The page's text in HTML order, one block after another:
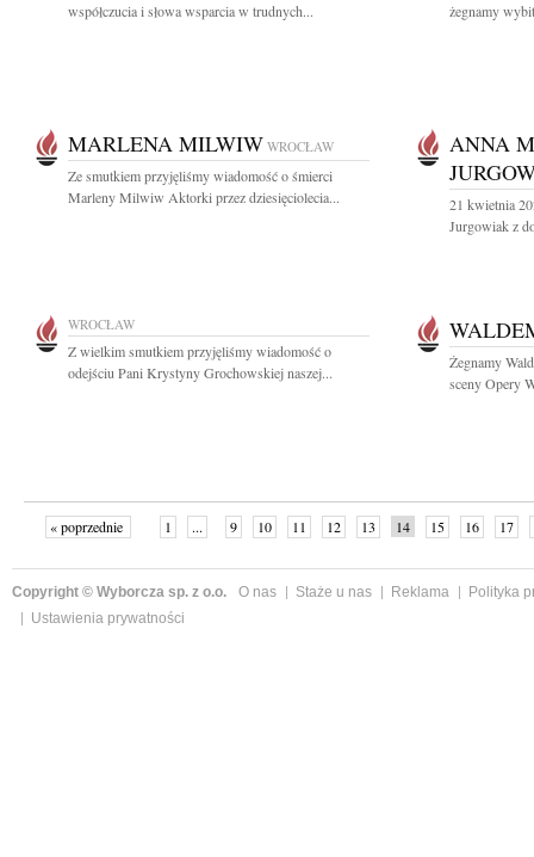
współczucia i słowa wsparcia w trudnych...
żegnamy
MARLENA MILWIW WROCŁAW
Ze smutkiem przyjęliśmy wiadomość o śmierci
Marleny Milwiw Aktorki przez dziesięciolecia...
ANNA
21 kwietnia
Jurgowiak z
WROCŁAW
Z wielkim smutkiem przyjęliśmy wiadomość o
odejściu Pani Krystyny Grochowskiej naszej...
Żegnamy
sceny Opery
« poprzednie 1 ... 9 10 11 12 13 14 15 16 17
Copyright © Wyborcza sp. z o.o. O nas Staże u nas Reklama
Polityka
Ustawienia prywatności